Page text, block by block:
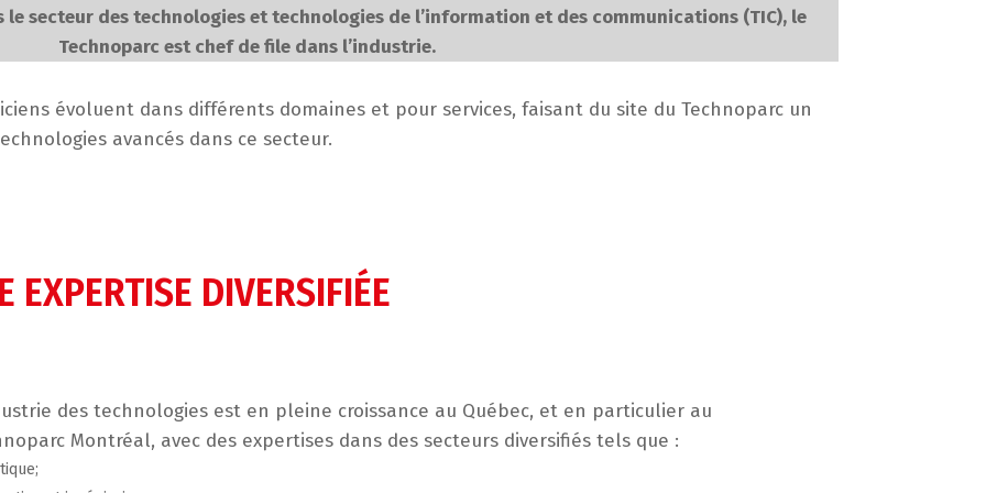
secteur des technologies et technologies de l’information et des communications (TIC), le
Technoparc est chef de file dans l’industrie.
évoluent dans différents domaines et pour services, faisant du site du Technoparc un
avancés dans ce secteur.
EXPERTISE DIVERSIFIÉE
des technologies est en pleine croissance au Québec, et en particulier au
Montréal, avec des expertises dans des secteurs diversifiés tels que :